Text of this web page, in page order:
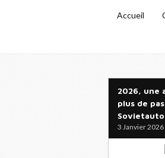
Accueil
2026, une
plus de
3 Janvier 2026